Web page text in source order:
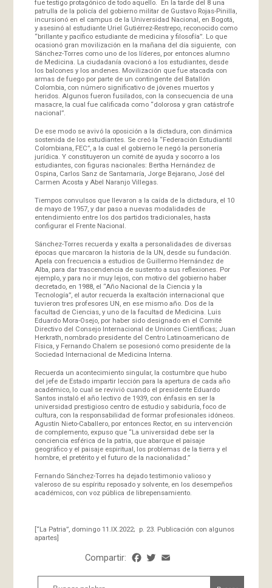
fue testigo protagónico de todo aquello. En la tarde del 8 una
patrulla de la policía del gobierno militar de Gustavo Rojas-Pinilla,
incursionó en el campus de la Universidad Nacional, en Bogotá,
y asesinó al estudiante Uriel Gutiérrez-Restrepo, reconocido como
“brillante y pacífico estudiante de medicina y filosofía”. Lo que
ocasionó gran movilización en la mañana del día siguiente, con
Sánchez-Torres como uno de los líderes, por entonces alumno
de Medicina. La ciudadanía ovacionó a los estudiantes, desde
los balcones y los andenes. Movilización que fue atacada con
armas de fuego por parte de un contingente del Batallón
Colombia, con número significativo de jóvenes muertos y
heridos. Algunos fueron fusilados, con la consecuencia de una
masacre, la cual fue calificada como “dolorosa y gran catástrofe
nacional”.
De ese modo se avivó la oposición a la dictadura, con dinámica
sostenida de los estudiantes. Se creó la “Federación Estudiantil
Colombiana, FEC”, a la cual el gobierno le negó la personería
jurídica. Y constituyeron un comité de ayuda y socorro a los
estudiantes, con figuras nacionales: Bertha Hernández de
Ospina, Carlos Sanz de Santamaría, Jorge Bejarano, José del
Carmen Acosta y Abel Naranjo Villegas.
Tiempos convulsos que llevaron a la caída de la dictadura, el 10
de mayo de 1957, y dar paso a nuevas modalidades de
entendimiento entre los dos partidos tradicionales, hasta
configurar el Frente Nacional.
Sánchez-Torres recuerda y exalta a personalidades de diversas
épocas que marcaron la historia de la UN, desde su fundación.
Apela con frecuencia a estudios de Guillermo Hernández de
Alba, para dar trascendencia de sustento a sus reflexiones. Por
ejemplo, y para no ir muy lejos, con motivo del gobierno haber
decretado, en 1988, el “Año Nacional de la Ciencia y la
Tecnología”, el autor recuerda la exaltación internacional que
tuvieron tres profesores UN, en ese mismo año. Dos de la
facultad de Ciencias, y uno de la facultad de Medicina. Luis
Eduardo Mora-Osejo, por haber sido designado en el Comité
Directivo del Consejo Internacional de Uniones Científicas; Juan
Herkrath, nombrado presidente del Centro Latinoamericano de
Física, y Fernando Chalem se posesionó como presidente de la
Sociedad Internacional de Medicina Interna.
Recuerda un acontecimiento singular, la costumbre que hubo
del jefe de Estado impartir lección para la apertura de cada año
académico, lo cual se revivió cuando el presidente Eduardo
Santos instaló el año lectivo de 1939, con énfasis en ser la
universidad prestigioso centro de estudio y sabiduría, foco de
cultura, con la responsabilidad de formar profesionales idóneos.
Agustín Nieto-Caballero, por entonces Rector, en su intervención
de complemento, expuso que “La universidad debe ser la
conciencia esférica de la patria, que abarque el paisaje
geográfico y el paisaje espiritual, los problemas de la tierra y el
hombre, el pretérito y el futuro de la nacionalidad.”
Fernando Sánchez-Torres ha dejado testimonio valioso y
valeroso de su espíritu reposado y solvente, en los desempeños
académicos, con voz pública de librepensamiento.
[“La Patria”, domingo 11.IX.2022; p. 23. Publicación con algunos
apartes]
Compartir: Facebook
Twitter